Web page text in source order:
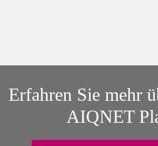
Erfahren Sie mehr
AIQNET